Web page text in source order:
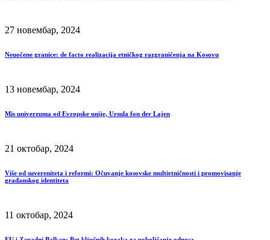
27 новембар, 2024
Neuočene granice: de facto realizacija etničkog razgraničenja na Kosovu
13 новембар, 2024
Mis univerzuma od Evropske unije, Ursula fon der Lajen
21 октобар, 2024
Više od suvereniteta i reformi: Očuvanje kosovske multietničnosti i promovisanje
građanskog identiteta
11 октобар, 2024